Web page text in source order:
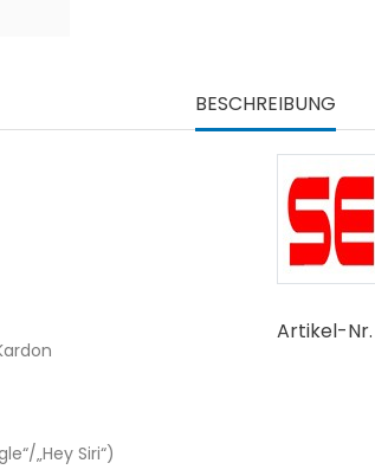
BESCHREIBUNG
„Hey Siri“)
Artikel-Nr.